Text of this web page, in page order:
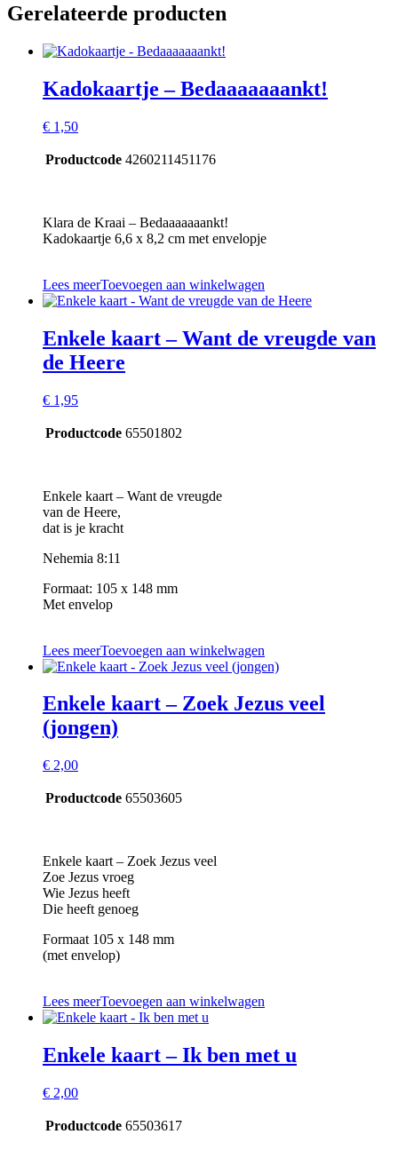
Gerelateerde producten
Kadokaartje – Bedaaaaaaankt!
€ 1,50
Productcode 4260211451176
Klara de Kraai – Bedaaaaaaankt!
Kadokaartje 6,6 x 8,2 cm met envelopje
Lees meerToevoegen aan winkelwagen
Enkele kaart – Want de vreugde van
de Heere
€ 1,95
Productcode 65501802
Enkele kaart – Want de vreugde
van de Heere,
dat is je kracht
Nehemia 8:11
Formaat: 105 x 148 mm
Met envelop
Lees meerToevoegen aan winkelwagen
Enkele kaart – Zoek Jezus veel
(jongen)
€ 2,00
Productcode 65503605
Enkele kaart – Zoek Jezus veel
Zoe Jezus vroeg
Wie Jezus heeft
Die heeft genoeg
Formaat 105 x 148 mm
(met envelop)
Lees meerToevoegen aan winkelwagen
Enkele kaart – Ik ben met u
€ 2,00
Productcode 65503617